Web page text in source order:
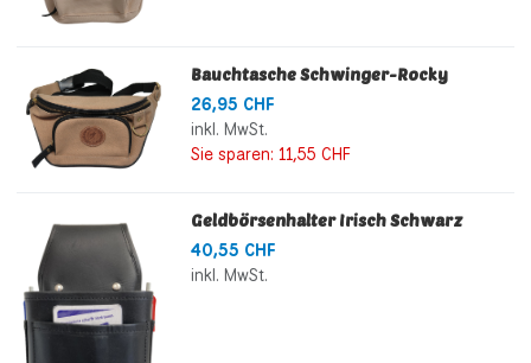
Bauchtasche Schwinger-Rocky
26,95 CHF
inkl. MwSt.
Sie sparen: 11,55 CHF
Geldbörsenhalter Irisch Schwarz
40,55 CHF
inkl. MwSt.